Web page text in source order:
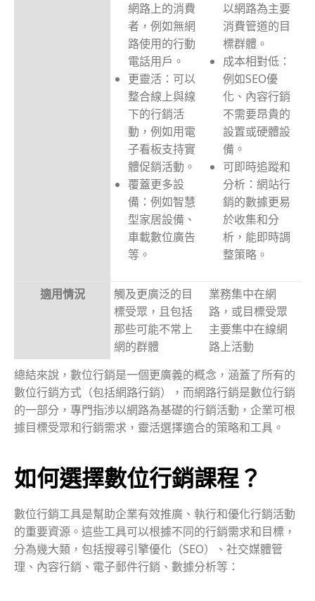
網路上的消費
者，例如無網
路使用的行動
電話用戶。
更靈活：可以
整合線上與線
下的行銷活
動，例如用電
子看板支持實
體促銷活動。
覆蓋更多設
備：例如智慧
型家居設備、
車載數位廣告
等。
以網路為主要
消費管道的目
標群體。
成本相對低：
例如SEO優
化、內容行銷
不需要昂貴的
設置或硬體設
備。
可即時追蹤和
分析：網站行
銷的數據更易
於收集和分
析，能即時調
整策略。
適用情況
觸及更廣泛的目
標受眾，且包括
那些可能不常上
網的群體
業務集中在網
路，或目標受眾
主要集中在線網
路上活動
總結來說，數位行銷是一個更廣義的概念，涵蓋了所有的
數位行銷方式（包括網路行銷），而網路行銷是數位行銷
的一部分，專門指涉以網路為基礎的行銷活動，企業可根
據目標受眾和行銷需求，靈活選擇適合的策略和工具。
如何選擇數位行銷課程？
數位行銷工具是幫助企業有效推廣、執行和優化行銷活動
的重要資源。這些工具可以根據不同的行銷需求和目標，
分為幾大類，包括搜尋引擎優化（SEO）、社交媒體管
理、內容行銷、電子郵件行銷、數據分析等：